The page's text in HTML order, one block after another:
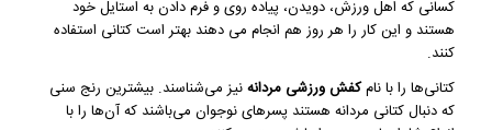
کسانی که اهل ورزش، دویدن، پیاده روی و فرم دادن به استایل خود
هستند و این کار را هر روز هم انجام می دهند بهتر است کتانی استفاده
کنند.
کتانی‌ها را با نامکفش ورزشی مردانهنیز می‌شناسند. بیشترین رنج سنی
که دنبال کتانی مردانه هستند پسرهای نوجوان می‌باشند که آن‌ها را با